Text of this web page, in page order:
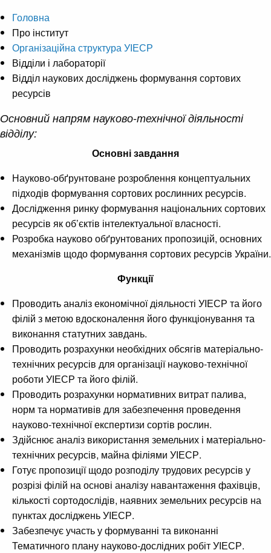
Головна
Про інститут
Організаційна структура УІЕСР
Відділи і лабораторії
Відділ наукових досліджень формування сортових
ресурсів
Основний напрям науково-технічної діяльності
відділу:
Основні завдання
Науково-обґрунтоване розроблення концептуальних
підходів формування сортових рослинних ресурсів.
Дослідження ринку формування національних сортових
ресурсів як об’єктів інтелектуальної власності.
Розробка науково обґрунтованих пропозицій, основних
механізмів щодо формування сортових ресурсів України.
Функції
Проводить аналіз економічної діяльності УІЕСР та його
філій з метою вдосконалення його функціонування та
виконання статутних завдань.
Проводить розрахунки необхідних обсягів матеріально-
технічних ресурсів для організації науково-технічної
роботи УІЕСР та його філій.
Проводить розрахунки нормативних витрат палива,
норм та нормативів для забезпечення проведення
науково-технічної експертизи сортів рослин.
Здійснює аналіз використання земельних і матеріально-
технічних ресурсів, майна філіями УІЕСР.
Готує пропозиції щодо розподілу трудових ресурсів у
розрізі філій на основі аналізу навантаження фахівців,
кількості сортодослідів, наявних земельних ресурсів на
пунктах досліджень УІЕСР.
Забезпечує участь у формуванні та виконанні
Тематичного плану науково-дослідних робіт УІЕСР.